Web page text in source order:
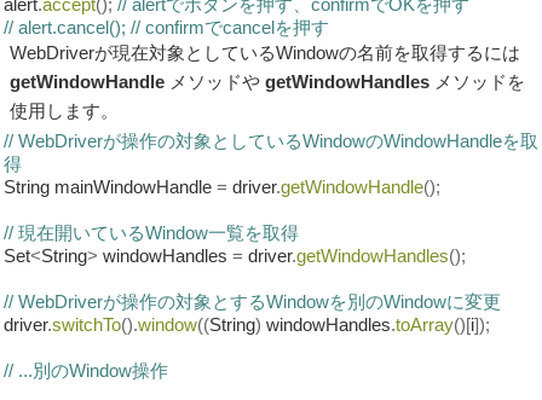
alert.accept(); // alertでボタンを押す、confirmでOKを押す
// alert.cancel(); // confirmでcancelを押す
WebDriverが現在対象としているWindowの名前を取得するには
getWindowHandle メソッドや getWindowHandles メソッドを
使用します。
// WebDriverが操作の対象としているWindowのWindowHandleを取
得
String mainWindowHandle = driver.getWindowHandle();
// 現在開いているWindow一覧を取得
Set<String> windowHandles = driver.getWindowHandles();
// WebDriverが操作の対象とするWindowを別のWindowに変更
driver.switchTo().window((String) windowHandles.toArray()[i]);
// ...別のWindow操作